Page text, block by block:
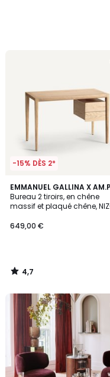
-15% DÈS 2*
EMMANUEL GALLINA X
Bureau 2 tiroirs, en chêne
massif et plaqué chêne,
649,00 €
4,7
/ 5
4,7
/